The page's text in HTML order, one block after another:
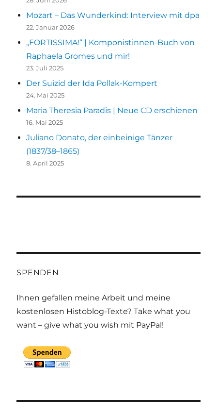
Mozart – Das Wunderkind: Interview mit dpa
22. Januar 2026
„FORTISSIMA!“ | Komponistinnen-Buch von
Raphaela Gromes und mir!
23. Juli 2025
Der Suizid der Ida Pollak-Kompert
24. Mai 2025
Maria Theresia Paradis | Neue CD erschienen
16. Mai 2025
Juliano Donato, der einbeinige Tänzer
(1837/38–1865)
8. April 2025
SPENDEN
Ihnen gefallen meine Arbeit und meine
kostenlosen Histoblog-Texte? Take what you
want – give what you wish mit PayPal!